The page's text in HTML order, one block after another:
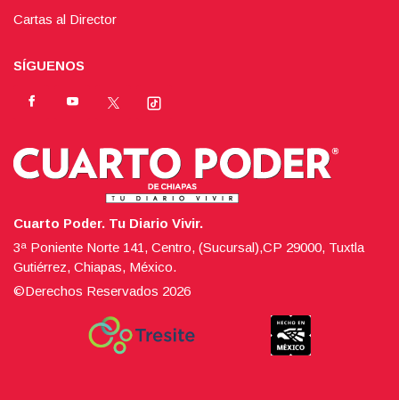
Cartas al Director
SÍGUENOS
Cuarto Poder. Tu Diario Vivir.
3ª Poniente Norte 141, Centro, (Sucursal),CP 29000, Tuxtla
Gutiérrez, Chiapas, México.
©Derechos Reservados 2026